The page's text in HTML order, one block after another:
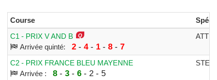
Course
C1 - PRIX V AND B
Arrivée quinté:
2- 4- 1 - 8- 7
C2 - PRIX FRANCE BLEU MAYENNE
Arrivée :
8- 3- 6- 2 - 5